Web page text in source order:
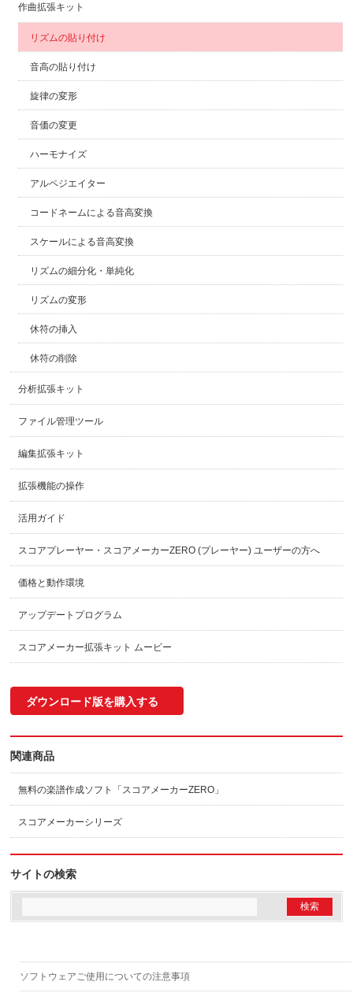
作曲拡張キット
リズムの貼り付け
音高の貼り付け
旋律の変形
音価の変更
ハーモナイズ
アルペジエイター
コードネームによる音高変換
スケールによる音高変換
リズムの細分化・単純化
リズムの変形
休符の挿入
休符の削除
分析拡張キット
ファイル管理ツール
編集拡張キット
拡張機能の操作
活用ガイド
スコアプレーヤー・スコアメーカーZERO (プレーヤー) ユーザーの方へ
価格と動作環境
アップデートプログラム
スコアメーカー拡張キット ムービー
ダウンロード版を購入する
関連商品
無料の楽譜作成ソフト「スコアメーカーZERO」
スコアメーカーシリーズ
サイトの検索
ソフトウェアご使用についての注意事項